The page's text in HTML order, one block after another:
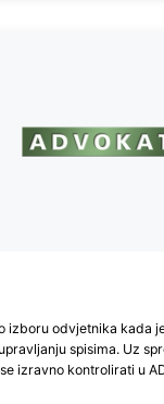
izboru odvjetnika kada
spisima. Uz
izravno kontrolirati u